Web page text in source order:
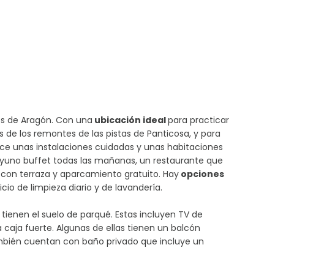
de Aragón. Con una ubicación idealpara practicar
los remontes de las pistas de Panticosa, y para
unas instalaciones cuidadas y unas habitaciones
buffet todas las mañanas, un restaurante que
terraza y aparcamiento gratuito. Hayopciones
de limpieza diario y de lavandería.
el suelo de parqué. Estas incluyen TV de
fuerte. Algunas de ellas tienen un balcón
cuentan con baño privado que incluye un